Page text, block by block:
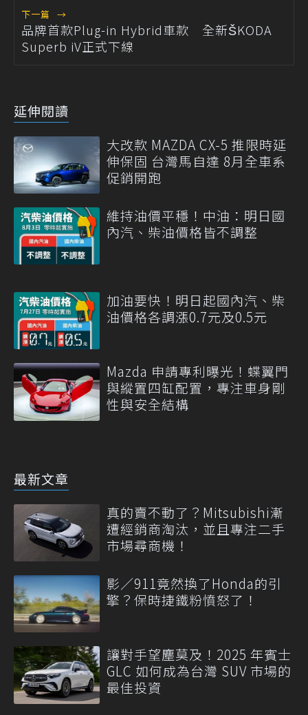
下一篇 →
品牌首款Plug-in Hybrid車款 全新ŠKODA
Superb iV正式下線
延伸閱讀
大改款 MAZDA CX-5 推限時延
伸保固 台灣馬自達 8月全車系
促銷開跑
維持油價平穩！中油：明日國
內汽、柴油價格皆不調整
加油要快！明日起國內汽、柴
油價格各調漲0.7元及0.5元
Mazda 申請專利曝光！蝶翼門
與縱置四缸配置，專注車身剛
性與安全結構
最新文章
真的賣不動了？Mitsubishi漸
遭經銷商淘汰，並且專注二手
市場尋商機！
影／911竟然換了Honda的引
擎？保時捷鐵粉憤怒了！
讓對手望塵莫及！2025 年賓士
GLC 如何成為台灣 SUV 市場的
最佳投資